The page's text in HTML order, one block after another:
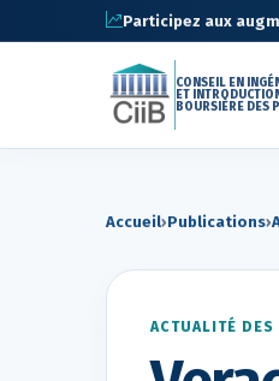
Participez aux
CONSEIL EN
ET INTRODUCTION
BOURSIÈRE DES
Accueil›Publications›
ACTUALITÉ